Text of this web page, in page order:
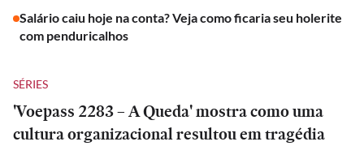
Salário caiu hoje na conta? Veja como ficaria seu holerite
com penduricalhos
SÉRIES
'Voepass 2283 – A Queda' mostra como uma
cultura organizacional resultou em tragédia